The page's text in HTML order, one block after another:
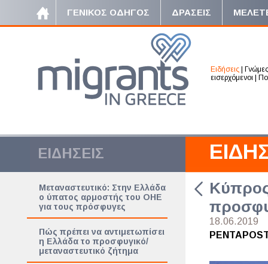
ΓΕΝΙΚΟΣ ΟΔΗΓΟΣ ΔΡΑΣΕΙΣ
Ειδήσεις
Γνώμες
εισερχόμενοι
ΕΙΔΗΣΕΙΣ
Μεταναστευτικό: Στην Ελλάδα
ο ύπατος αρμοστής του ΟΗΕ
για τους πρόσφυγες
Πώς πρέπει να αντιμετωπίσει
η Ελλάδα το προσφυγικό/
μεταναστευτικό ζήτημα
18.06.2019